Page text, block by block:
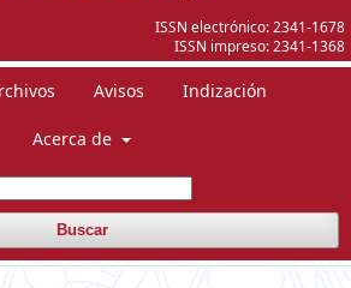
ISSN electrónico: 2341-1678
ISSN impreso: 2341-1368
Avisos Indización
Acerca de
Buscar